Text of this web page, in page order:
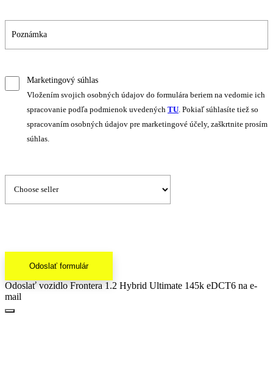
Marketingový súhlas
Vložením svojich osobných údajov do formulára beriem na vedomie ich
spracovanie podľa podmienok uvedených TU . Pokiaľ súhlasíte tiež so
spracovaním osobných údajov pre marketingové účely, zaškrtnite prosím
súhlas.
Odoslať formulár
Odoslať vozidlo Frontera 1.2 Hybrid Ultimate 145k eDCT6 na e-
mail